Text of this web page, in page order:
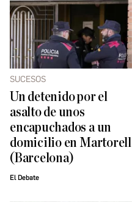
SUCESOS
Un detenido por el
asalto de unos
encapuchados a un
domicilio en Martorell
(Barcelona)
El Debate